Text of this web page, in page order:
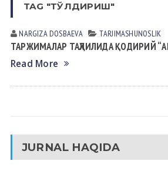
TAG "ТЎЛДИРИШ"
NARGIZA DOSBАEVА TАRJIMАSHUNOSLIK
ТАРЖИМАЛАР ТАҲЛИЛИДА ҚОДИРИЙ
Read More
JURNAL HAQIDA